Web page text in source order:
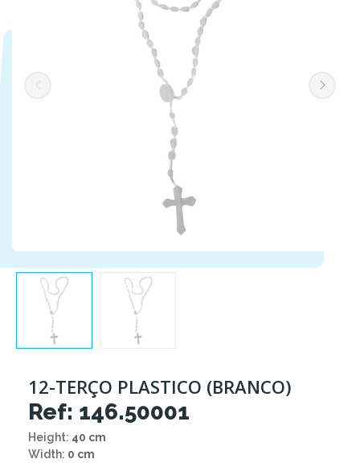
12-TERÇO PLASTICO (BRANCO)
Ref: 146.50001
Height: 40 cm
Width: 0 cm